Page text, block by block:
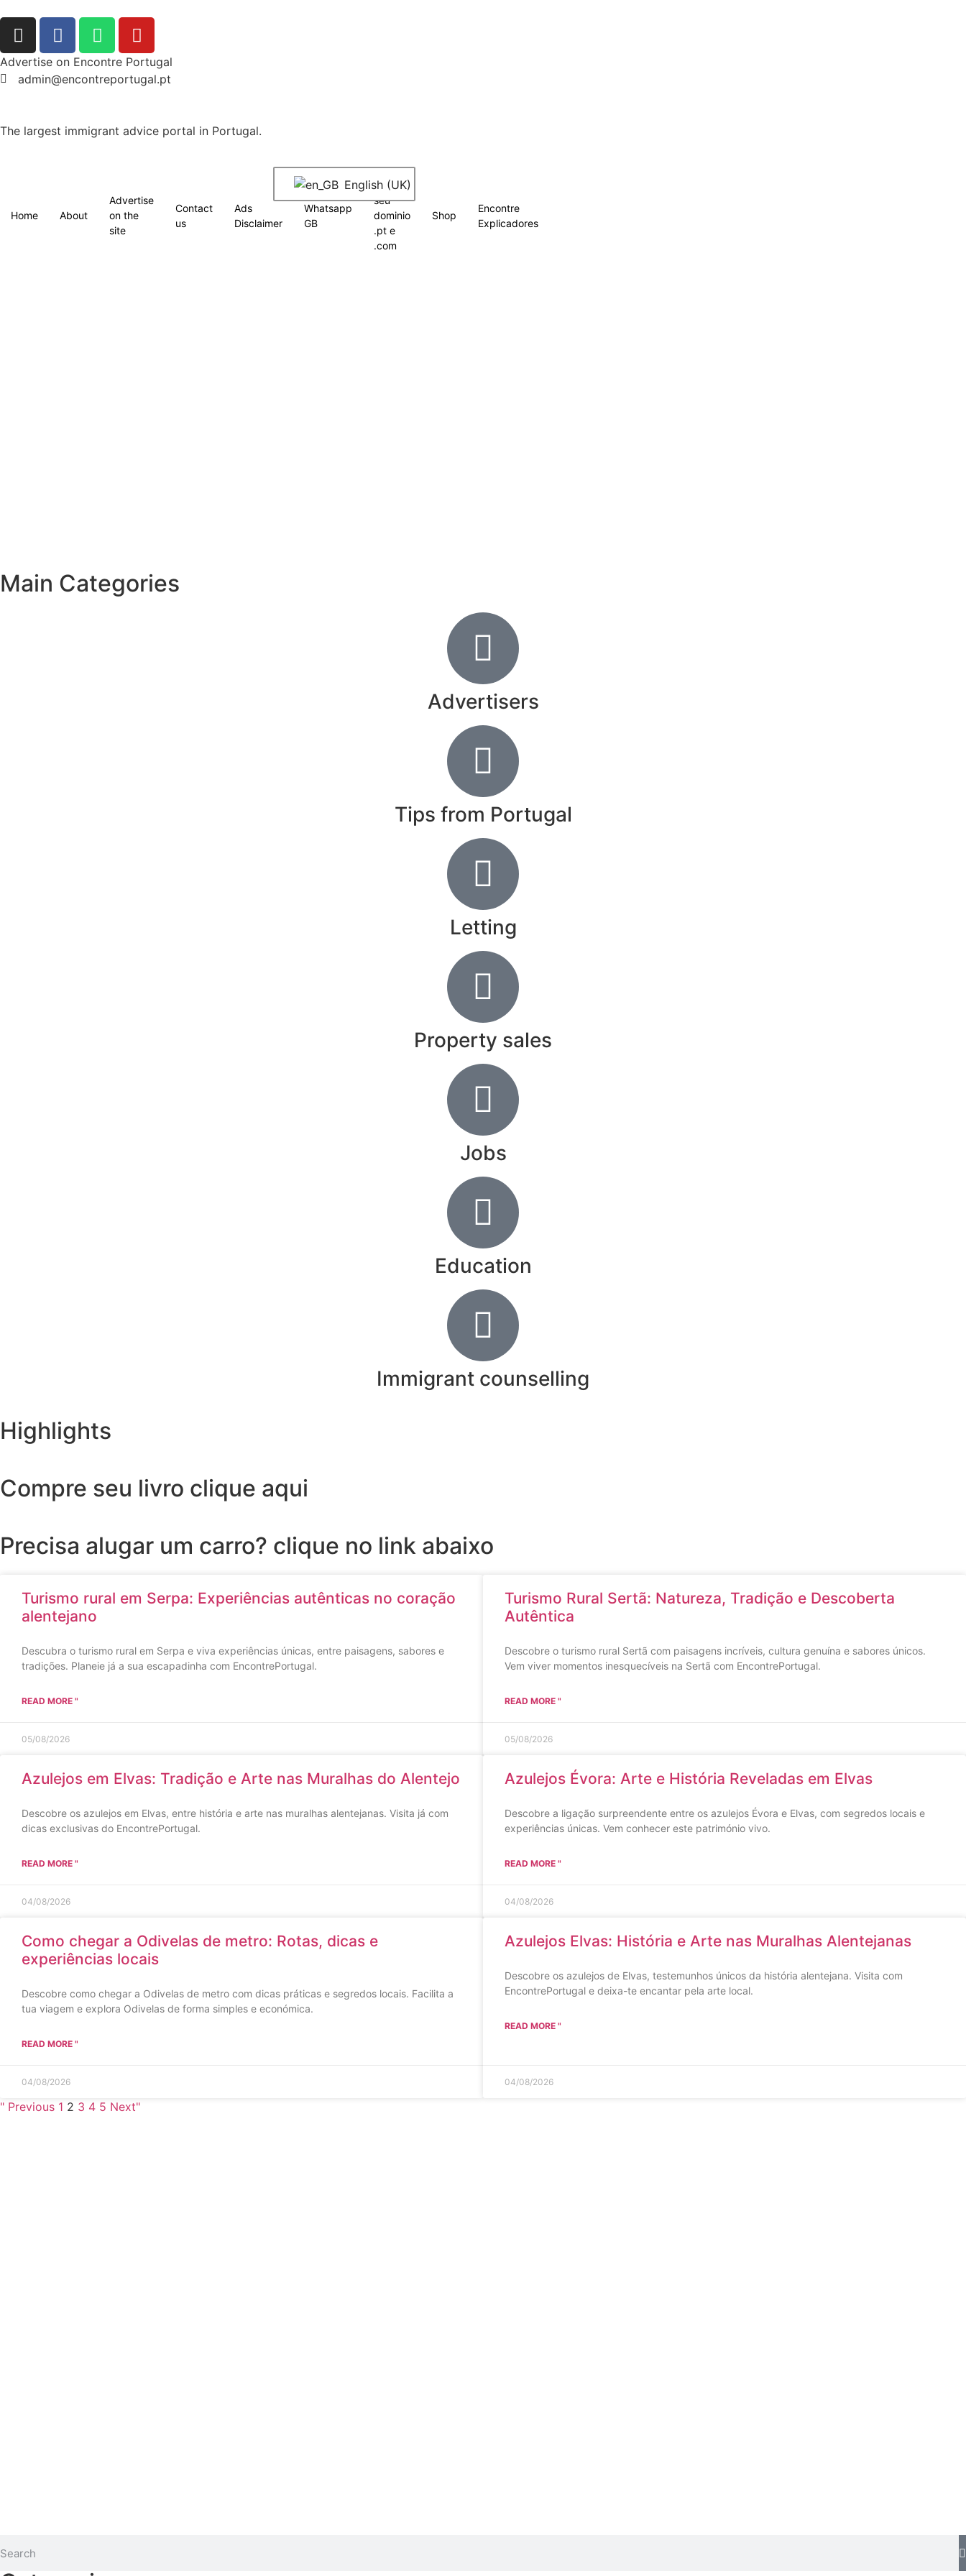
Advertise on Encontre Portugal
admin@encontreportugal.pt
The largest immigrant advice portal in Portugal.
Home About
Advertise
on the
site
Contact
us
Ads
Disclaimer
Whatsapp
GB
Registe
seu
dominio
.pt e
.com
Shop
Encontre
Explicadores
English (UK)
Main Categories
Advertisers
Tips from Portugal
Letting
Property sales
Jobs
Education
Immigrant counselling
Highlights
Compre seu livro clique aqui
Precisa alugar um carro? clique no link abaixo
Turismo rural em Serpa: Experiências autênticas no coração
alentejano
Descubra o turismo rural em Serpa e viva experiências únicas, entre paisagens, sabores e
tradições. Planeie já a sua escapadinha com EncontrePortugal.
READ MORE "
05/08/2026
Turismo Rural Sertã: Natureza, Tradição e Descoberta
Autêntica
Descobre o turismo rural Sertã com paisagens incríveis, cultura genuína e sabores únicos.
Vem viver momentos inesquecíveis na Sertã com EncontrePortugal.
READ MORE "
05/08/2026
Azulejos em Elvas: Tradição e Arte nas Muralhas do Alentejo
Descobre os azulejos em Elvas, entre história e arte nas muralhas alentejanas. Visita já com
dicas exclusivas do EncontrePortugal.
READ MORE "
04/08/2026
Azulejos Évora: Arte e História Reveladas em Elvas
Descobre a ligação surpreendente entre os azulejos Évora e Elvas, com segredos locais e
experiências únicas. Vem conhecer este património vivo.
READ MORE "
04/08/2026
Como chegar a Odivelas de metro: Rotas, dicas e
experiências locais
Descobre como chegar a Odivelas de metro com dicas práticas e segredos locais. Facilita a
tua viagem e explora Odivelas de forma simples e económica.
READ MORE "
04/08/2026
Azulejos Elvas: História e Arte nas Muralhas Alentejanas
Descobre os azulejos de Elvas, testemunhos únicos da história alentejana. Visita com
EncontrePortugal e deixa-te encantar pela arte local.
READ MORE "
04/08/2026
" Previous 1 2 3 4 5 Next"